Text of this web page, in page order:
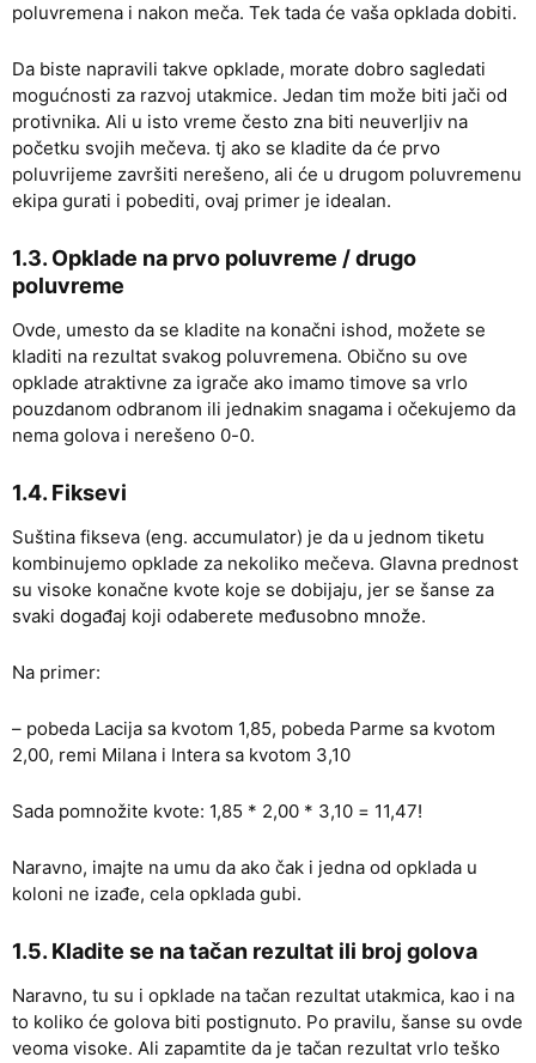
poluvremena i nakon meča. Tek tada će vaša opklada dobiti.
Da biste napravili takve opklade, morate dobro sagledati
mogućnosti za razvoj utakmice. Jedan tim može biti jači od
protivnika. Ali u isto vreme često zna biti neuverljiv na
početku svojih mečeva. tj ako se kladite da će prvo
poluvrijeme završiti nerešeno, ali će u drugom poluvremenu
ekipa gurati i pobediti, ovaj primer je idealan.
1.3. Opklade na prvo poluvreme / drugo
poluvreme
Ovde, umesto da se kladite na konačni ishod, možete se
kladiti na rezultat svakog poluvremena. Obično su ove
opklade atraktivne za igrače ako imamo timove sa vrlo
pouzdanom odbranom ili jednakim snagama i očekujemo da
nema golova i nerešeno 0-0.
1.4. Fiksevi
Suština fikseva (eng. accumulator) je da u jednom tiketu
kombinujemo opklade za nekoliko mečeva. Glavna prednost
su visoke konačne kvote koje se dobijaju, jer se šanse za
svaki događaj koji odaberete međusobno množe.
Na primer:
– pobeda Lacija sa kvotom 1,85, pobeda Parme sa kvotom
2,00, remi Milana i Intera sa kvotom 3,10
Sada pomnožite kvote: 1,85 * 2,00 * 3,10 = 11,47!
Naravno, imajte na umu da ako čak i jedna od opklada u
koloni ne izađe, cela opklada gubi.
1.5. Kladite se na tačan rezultat ili broj golova
Naravno, tu su i opklade na tačan rezultat utakmica, kao i na
to koliko će golova biti postignuto. Po pravilu, šanse su ovde
veoma visoke. Ali zapamtite da je tačan rezultat vrlo teško